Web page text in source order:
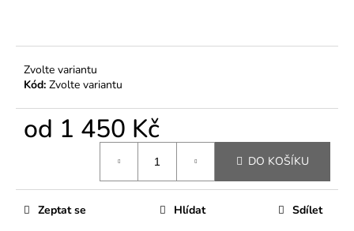
Zvolte variantu
Kód: Zvolte variantu
od 1 450 Kč
DO KOŠÍKU
Zeptat se Hlídat Sdílet